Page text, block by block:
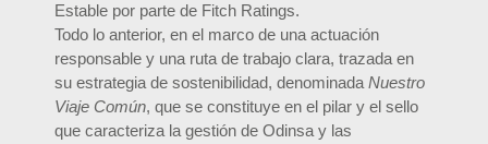
Estable por parte de Fitch Ratings.
Todo lo anterior, en el marco de una actuación
responsable y una ruta de trabajo clara, trazada en
su estrategia de sostenibilidad, denominada Nuestro
Viaje Común, que se constituye en el pilar y el sello
que caracteriza la gestión de Odinsa y las